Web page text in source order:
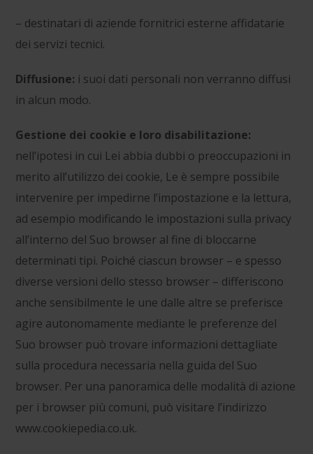
– destinatari di aziende fornitrici esterne affidatarie
dei servizi tecnici.
Diffusione: i suoi dati personali non verranno diffusi
in alcun modo.
Gestione dei cookie e loro disabilitazione:
nell’ipotesi in cui Lei abbia dubbi o preoccupazioni in
merito all’utilizzo dei cookie, Le è sempre possibile
intervenire per impedirne l’impostazione e la lettura,
ad esempio modificando le impostazioni sulla privacy
all’interno del Suo browser al fine di bloccarne
determinati tipi. Poiché ciascun browser – e spesso
diverse versioni dello stesso browser – differiscono
anche sensibilmente le une dalle altre se preferisce
agire autonomamente mediante le preferenze del
Suo browser può trovare informazioni dettagliate
sulla procedura necessaria nella guida del Suo
browser. Per una panoramica delle modalità di azione
per i browser più comuni, può visitare l’indirizzo
www.cookiepedia.co.uk.